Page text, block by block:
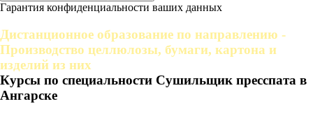
Гарантия конфиденциальности ваших данных
Дистанционное образование по направлению -
Производство целлюлозы, бумаги, картона и
изделий из них
Курсы по специальности Сушильщик пресспата в
Ангарске